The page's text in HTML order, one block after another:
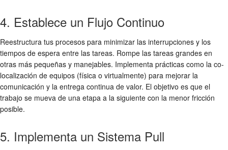
4. Establece un Flujo Continuo
Reestructura tus procesos para minimizar las interrupciones y los
tiempos de espera entre las tareas. Rompe las tareas grandes en
otras más pequeñas y manejables. Implementa prácticas como la co-
localización de equipos (física o virtualmente) para mejorar la
comunicación y la entrega continua de valor. El objetivo es que el
trabajo se mueva de una etapa a la siguiente con la menor fricción
posible.
5. Implementa un Sistema Pull